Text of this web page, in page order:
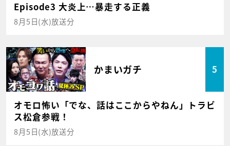
Episode3 大炎上…暴走する正義
8月5日(水)放送分
かまいガチ 5
オモロ怖い「でな、話はここからやねん」トラビ
ス松倉参戦！
8月5日(水)放送分